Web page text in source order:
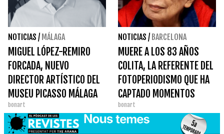
NOTICIAS / MÁLAGA
MIGUEL LÓPEZ-REMIRO
FORCADA, NUEVO
DIRECTOR ARTÍSTICO DEL
MUSEU PICASSO MÁLAGA
bonart
NOTICIAS / BARCELONA
MUERE A LOS 83 AÑOS
COLITA, LA REFERENTE DEL
FOTOPERIODISMO QUE HA
CAPTADO MOMENTOS
HISTÓRICOS DE
BARCELONA
bonart